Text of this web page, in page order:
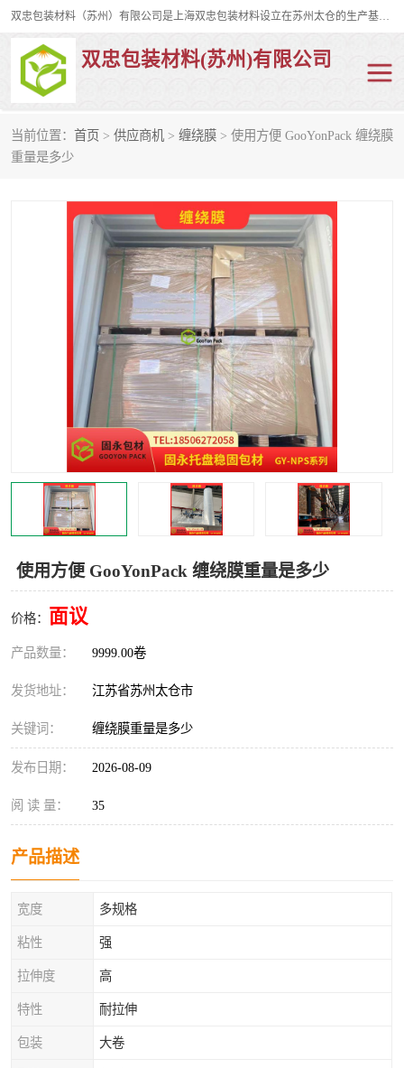
双忠包装材料（苏州）有限公司是上海双忠包装材料设立在苏州太仓的生产基地，占地约2万平米，产品主要有打孔缠绕膜，拉伸蜂窝纸，集装箱充气袋，滑托板，打包带，裹包网兜，防滑纸等箱体和托盘的运输和保护性包材。固永包材®，GooYon Pack®，是我们保护性包装材料的专属品牌。
双忠包装材料(苏州)有限公司
当前位置： 首页 > 供应商机 > 缠绕膜 > 使用方便 GooYonPack 缠绕膜
重量是多少
使用方便 GooYonPack 缠绕膜重量是多少
价格： 面议
产品数量： 9999.00卷
发货地址： 江苏省苏州太仓市
关键词： 缠绕膜重量是多少
发布日期： 2026-08-09
阅 读 量： 35
产品描述
宽度 多规格
粘性 强
拉伸度 高
特性 耐拉伸
包装 大卷
打孔缠绕膜
裹包网兜 纤维打包带
充气袋
缠绕膜
托盘裹包网兜
托盘捆绑带